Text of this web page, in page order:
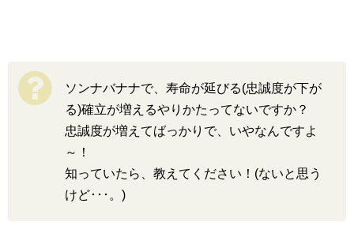
ソンナバナナで、寿命が延びる(忠誠度が下が
る)確立が増えるやりかたってないですか？
忠誠度が増えてばっかりで、いやなんですよ
～！
知っていたら、教えてください！(ないと思う
けど･･･。)